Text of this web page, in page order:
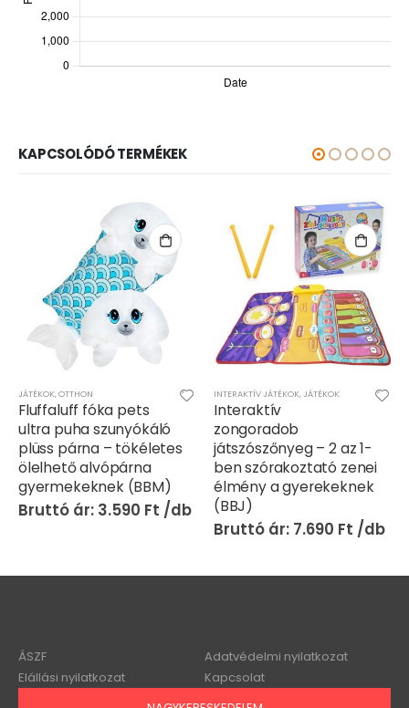
KAPCSOLÓDÓ TERMÉKEK
INTERAKTÍV JÁTÉKOK
Interaktív
zongoradob
játszószőnyeg – 2 az 1-
ben szórakoztató zenei
élmény a gyerekeknek
(BBJ)
FIÚS JÁTÉKOK,INTERAKTÍV JÁTÉKOK JÁTÉKOK
Elektromos ATM
pénzpersely
gyerekeknek –
automatikus bankjegy és
érmegyűjtő (BBJ)
ÁSZF
Adatvédelmi nyilatkozat
Elállási nyilatkozat
Kapcsolat